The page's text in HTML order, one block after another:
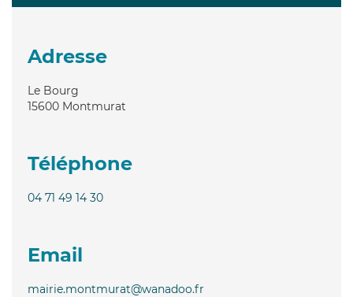
Adresse
Le Bourg
15600 Montmurat
Téléphone
04 71 49 14 30
Email
mairie.montmurat@wanadoo.fr